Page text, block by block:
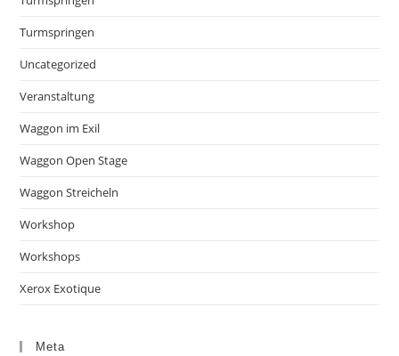
Turmspringen
Uncategorized
Veranstaltung
Waggon im Exil
Waggon Open Stage
Waggon Streicheln
Workshop
Workshops
Xerox Exotique
Meta